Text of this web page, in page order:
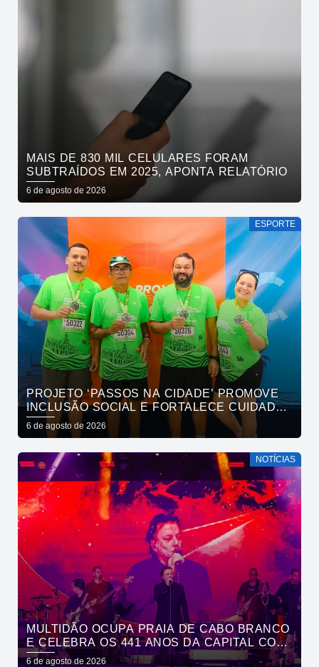
MAIS DE 830 MIL CELULARES FORAM
SUBTRAÍDOS EM 2025, APONTA RELATÓRIO
6 de agosto de 2026
ESPORTE
PROJETO ‘PASSOS NA CIDADE’ PROMOVE
INCLUSÃO SOCIAL E FORTALECE CUIDADO
EM SAÚDE MENTAL POR MEIO DA CORRIDA
6 de agosto de 2026
NOTÍCIAS
MULTIDÃO OCUPA PRAIA DE CABO BRANCO
E CELEBRA OS 441 ANOS DA CAPITAL COM
SHOWS DE ROUPA NOVA E FÁBIO JR
6 de agosto de 2026